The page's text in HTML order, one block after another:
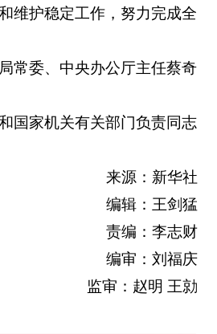
维护稳定工作，努力完成全
常委、中央办公厅主任蔡奇
国家机关有关部门负责同志
来源：新华社
编辑：王剑猛
责编：李志财
编审：刘福庆
监审：赵明 王勍